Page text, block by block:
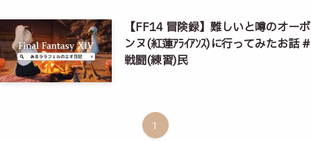
【FF14 冒険録】難しいと噂のオーボ
ンヌ(紅蓮ｱﾗｲｱﾝｽ)に行ってみたお話 #
戦闘(練習)民
1